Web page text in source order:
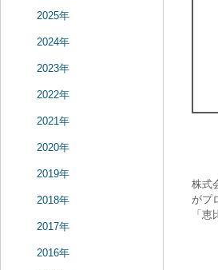
株式
がプ
「
2025年
2024年
2023年
2022年
2021年
2020年
2019年
2018年
2017年
2016年